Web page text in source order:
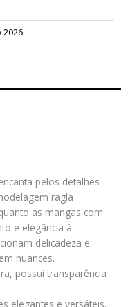
2026
pelos detalhes
raglã
as mangas com
e elegância à
delicadeza e
nuances.
possui transparência
elegantes e versáteis.